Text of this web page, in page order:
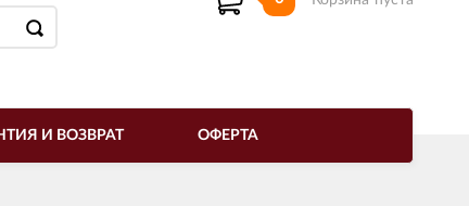
И ВОЗВРАТ ОФЕРТА